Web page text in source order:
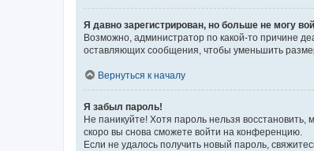
Я давно зарегистрирован, но больше не могу
Возможно, администратор по какой-то причине
оставляющих сообщения, чтобы уменьшить
Вернуться к началу
Я забыл пароль!
Не паникуйте! Хотя пароль нельзя
скоро вы снова сможете войти на конференцию.
Если не удалось получить новый пароль,